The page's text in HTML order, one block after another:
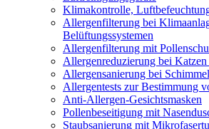
Klimakontrolle,
Allergenfilterung bei
Belüftungssystemen
Allergenfilterung mit
Allergenreduzierung bei
Allergensanierung bei
Allergentests zur Bestimmung
Anti-Allergen-Gesichtsmasken
Pollenbeseitigung mit
Staubsanierung mit